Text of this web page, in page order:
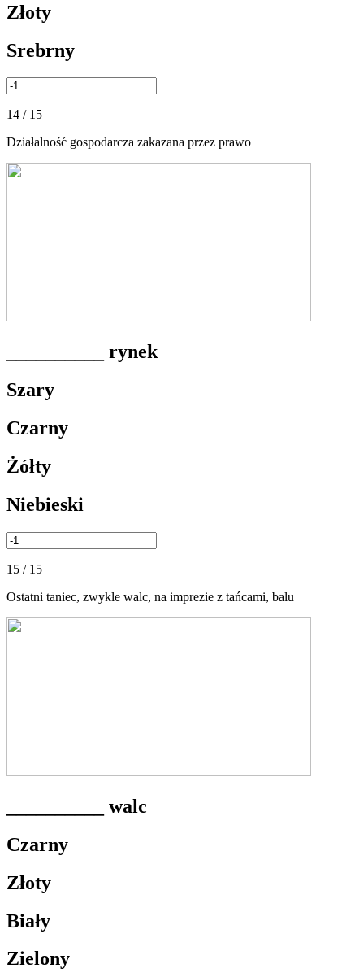
Złoty
Srebrny
14 / 15
Działalność gospodarcza zakazana przez prawo
__________ rynek
Szary
Czarny
Żółty
Niebieski
15 / 15
Ostatni taniec, zwykle walc, na imprezie z tańcami, balu
__________ walc
Czarny
Złoty
Biały
Zielony